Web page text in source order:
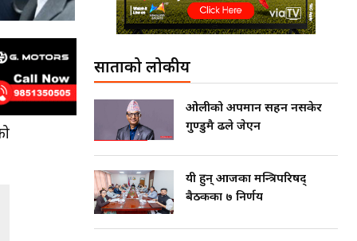
साताको लोकप्रीय
ओलीको अपमान सहन नसकेर
गुण्डुमै ढले जेएन
यी हुन् आजका मन्त्रिपरिषद्
बैठकका ७ निर्णय